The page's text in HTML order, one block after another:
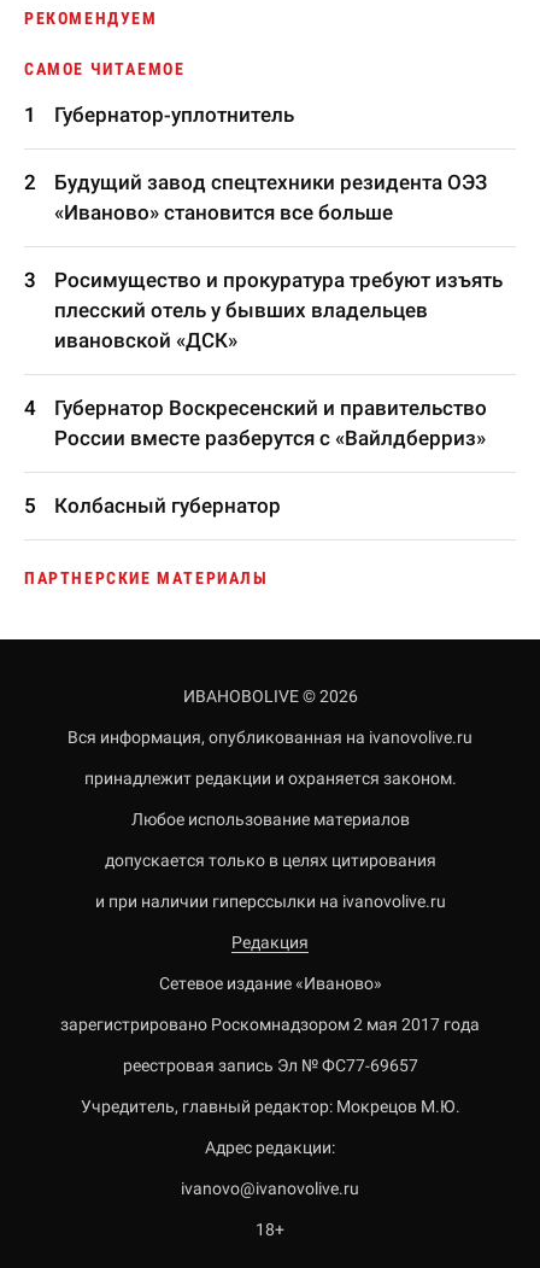
РЕКОМЕНДУЕМ
САМОЕ ЧИТАЕМОЕ
Губернатор-уплотнитель
Будущий завод спецтехники резидента ОЭЗ
«Иваново» становится все больше
Росимущество и прокуратура требуют изъять
плесский отель у бывших владельцев
ивановской «ДСК»
Губернатор Воскресенский и правительство
России вместе разберутся с «Вайлдберриз»
Колбасный губернатор
ПАРТНЕРСКИЕ МАТЕРИАЛЫ
ИВАНОВОLIVE © 2026
Вся информация, опубликованная на ivanovolive.ru
принадлежит редакции и охраняется законом.
Любое использование материалов
допускается только в целях цитирования
и при наличии гиперссылки на ivanovolive.ru
Редакция
Сетевое издание «Иваново»
зарегистрировано Роскомнадзором 2 мая 2017 года
реестровая запись Эл № ФС77-69657
Учредитель, главный редактор: Мокрецов М.Ю.
Адрес редакции:
ivanovo@ivanovolive.ru
18+